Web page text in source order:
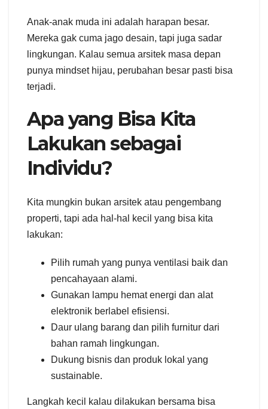
Anak-anak muda ini adalah harapan besar.
Mereka gak cuma jago desain, tapi juga sadar
lingkungan. Kalau semua arsitek masa depan
punya mindset hijau, perubahan besar pasti bisa
terjadi.
Apa yang Bisa Kita
Lakukan sebagai
Individu?
Kita mungkin bukan arsitek atau pengembang
properti, tapi ada hal-hal kecil yang bisa kita
lakukan:
Pilih rumah yang punya ventilasi baik dan
pencahayaan alami.
Gunakan lampu hemat energi dan alat
elektronik berlabel efisiensi.
Daur ulang barang dan pilih furnitur dari
bahan ramah lingkungan.
Dukung bisnis dan produk lokal yang
sustainable.
Langkah kecil kalau dilakukan bersama bisa